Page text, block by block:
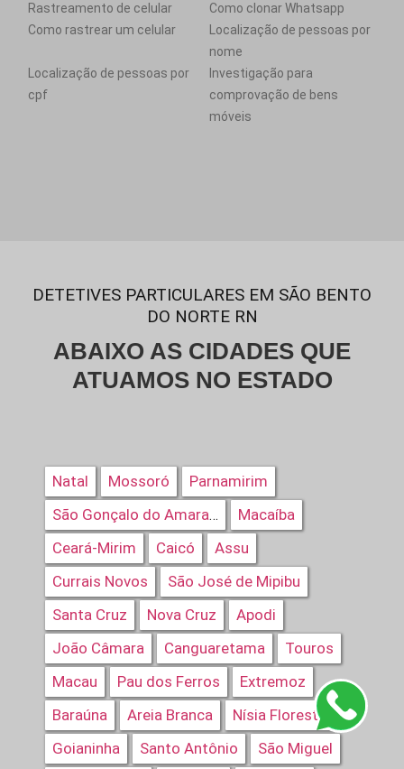
Rastreamento de celular
Como clonar Whatsapp
Como rastrear um celular
Localização de pessoas por
nome
Localização de pessoas por
cpf
Investigação para
comprovação de bens
móveis
DETETIVES PARTICULARES EM SÃO BENTO
DO NORTE RN
ABAIXO AS CIDADES QUE
ATUAMOS NO ESTADO
Natal Mossoró Parnamirim
São Gonçalo do Amarante
Macaíba
Ceará-Mirim
Caicó
Assu
Currais Novos
São José de Mipibu
Santa Cruz
Nova Cruz
Apodi
João Câmara
Canguaretama
Touros
Macau
Pau dos Ferros
Extremoz
Baraúna
Areia Branca
Nísia Floresta
Goianinha
Santo Antônio São Miguel